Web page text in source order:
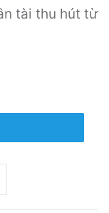
tài thu hút từ
Xuất sắc
Nổ Đá Đầu Tiên